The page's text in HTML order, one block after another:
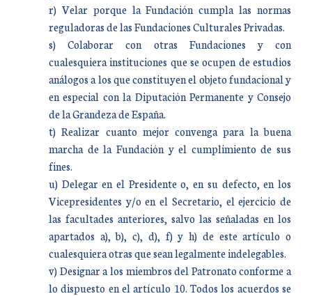
r) Velar porque la Fundación cumpla las normas
reguladoras de las Fundaciones Culturales Privadas.
s) Colaborar con otras Fundaciones y con
cualesquiera instituciones que se ocupen de estudios
análogos a los que constituyen el objeto fundacional y
en especial con la Diputación Permanente y Consejo
de la Grandeza de España.
t) Realizar cuanto mejor convenga para la buena
marcha de la Fundación y el cumplimiento de sus
fines.
u) Delegar en el Presidente o, en su defecto, en los
Vicepresidentes y/o en el Secretario, el ejercicio de
las facultades anteriores, salvo las señaladas en los
apartados a), b), c), d), f) y h) de este artículo o
cualesquiera otras que sean legalmente indelegables.
v) Designar a los miembros del Patronato conforme a
lo dispuesto en el artículo 10. Todos los acuerdos se